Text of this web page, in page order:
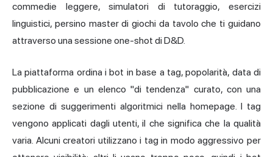
commedie leggere, simulatori di tutoraggio, esercizi
linguistici, persino master di giochi da tavolo che ti guidano
attraverso una sessione one-shot di D&D.
La piattaforma ordina i bot in base a tag, popolarità, data di
pubblicazione e un elenco "di tendenza" curato, con una
sezione di suggerimenti algoritmici nella homepage. I tag
vengono applicati dagli utenti, il che significa che la qualità
varia. Alcuni creatori utilizzano i tag in modo aggressivo per